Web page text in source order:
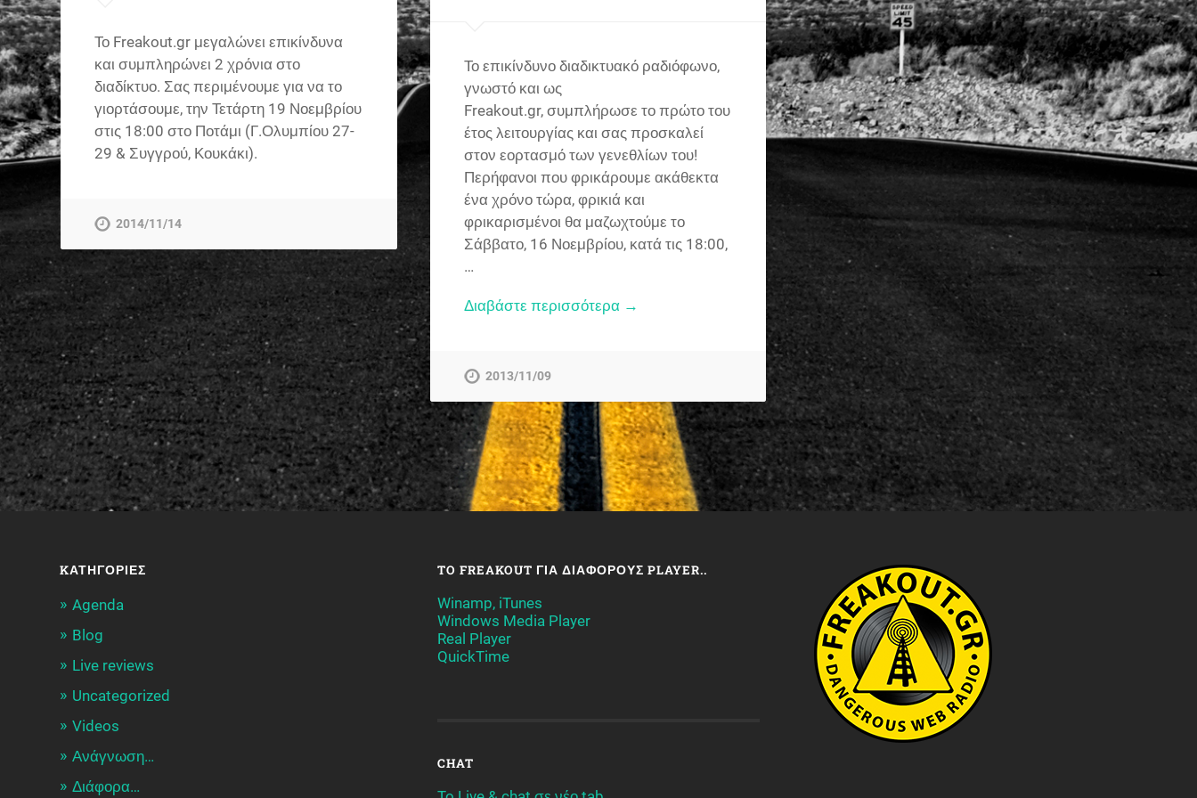
Το Freakout.gr μεγαλώνει επικίνδυνα
και συμπληρώνει 2 χρόνια στο
διαδίκτυο. Σας περιμένουμε για να το
γιορτάσουμε, την Τετάρτη 19 Νοεμβρίου
στις 18:00 στο Ποτάμι (Γ.Ολυμπίου 27-
29 & Συγγρού, Κουκάκι).
2014/11/14
Το επικίνδυνο διαδικτυακό ραδιόφωνο,
γνωστό και ως
Freakout.gr, συμπλήρωσε το πρώτο του
έτος λειτουργίας και σας προσκαλεί
στον εορτασμό των γενεθλίων του!
Περήφανοι που φρικάρουμε ακάθεκτα
ένα χρόνο τώρα, φρικιά και
φρικαρισμένοι θα μαζωχτούμε το
Σάββατο, 16 Νοεμβρίου, κατά τις 18:00,
…
Διαβάστε περισσότερα →
2013/11/09
KΑΤΗΓΟΡΊΕΣ
Agenda
Blog
Live reviews
Uncategorized
Videos
Ανάγνωση…
Διάφορα…
TO FREAKOUT ΓΙΑ ΔΙΆΦΟΡΟΥΣ PLAYER..
Winamp, iTunes
Windows Media Player
Real Player
QuickTime
CHAT